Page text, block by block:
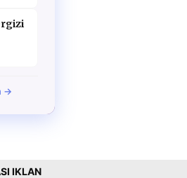
→
IKLAN